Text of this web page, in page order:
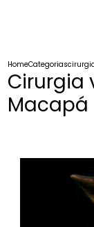
HomeCategorias
Cirurgia
Macapá